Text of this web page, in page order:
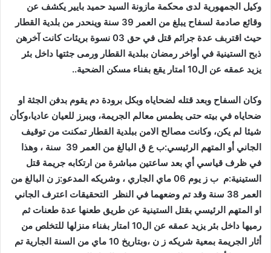
وكيل الجمهورية لدى محكمة مازونة السيد حميد بايير يكشف عن
وقائع صادمة لسفاح يبلغ من العمر 39 سنة وينحدر من بلدية القطار
حيث اقتربف عدة جرائم قتل في حق 03 نسوة بريئات كانت آخرهن
ذبح الستينية في أواخر رمضان ببلدية القطار ورمى جثتها داخل بئر
يزيد عمقه عن ال10 امتار يقع بفناء مسكن الضحية..
وكان السفاح وبعد قتله لضحاياه وبكل برودة دم يقوم بدفن الجثة او
ضحاياه في بيته حتى يطمس معالم الجريمة، ويبرز للعيان عاديا،وكأن
شيئا لم يكن، وكانت مصالح الامن ببلدية القطار تمكنت من توقيف
الجاني أو المتهم الرئيسي:ب ع ق البالغ من العمر 39 سنة ، وهذا
في ظرف قياسي أي بعد ساعتين مباشرة من ارتكابه جريمة قتل
الستينية:م ب ز يوم 06 ماي الجاري ، وشريكه المدعو:ز ن البالغ من
العمر 38 سنة وقد تم وضعهما في النظر التحقيقات اعترف الجاني
او المتهم الرئيسي بقتل الستينية عن طريق طعنها عدة طعنات ثم
رميها داخل بئر يزيد عمقه عن ال10 امتار بفناء منزلها للتخلص من
أثار الجريمة بمعية شريكه ز ن ،وبتاريخ 10 ماي من السنة الجارية تم